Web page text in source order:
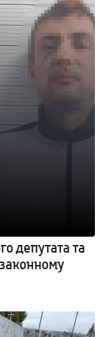
депутата та